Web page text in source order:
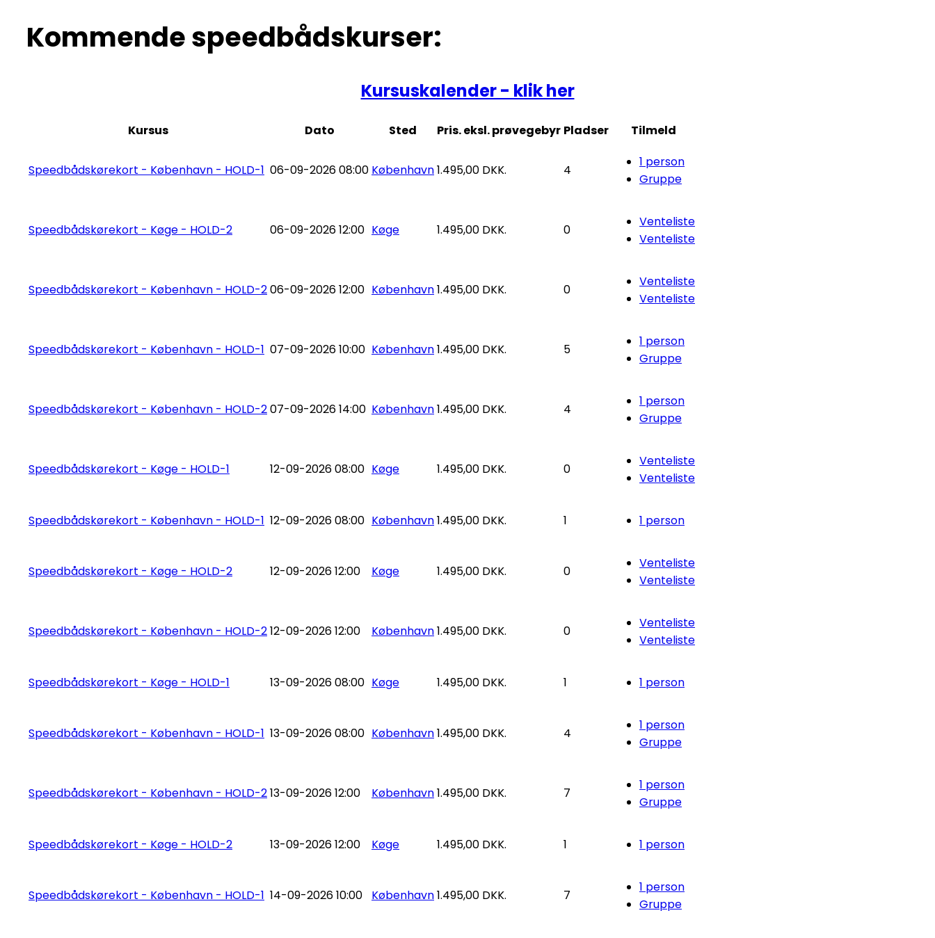
Kommende speedbådskurser:
Kursuskalender - klik her
Kursus Dato Sted Pris. eksl. prøvegebyr Pladser Tilmeld
Speedbådskørekort - København - HOLD-1 06-09-2026 08:00 København1.495,00 DKK. 4
1 person
Gruppe
Speedbådskørekort - Køge - HOLD-2 06-09-2026 12:00 Køge 1.495,00 DKK. 0
Venteliste
Venteliste
Speedbådskørekort - København - HOLD-206-09-2026 12:00 København1.495,00 DKK. 0
Venteliste
Venteliste
Speedbådskørekort - København - HOLD-1 07-09-2026 10:00 København1.495,00 DKK. 5
1 person
Gruppe
Speedbådskørekort - København - HOLD-207-09-2026 14:00 København1.495,00 DKK. 4
1 person
Gruppe
Speedbådskørekort - Køge - HOLD-1 12-09-2026 08:00 Køge 1.495,00 DKK. 0
Venteliste
Venteliste
Speedbådskørekort - København - HOLD-1 12-09-2026 08:00 København1.495,00 DKK. 1 1 person
Speedbådskørekort - Køge - HOLD-2 12-09-2026 12:00 Køge 1.495,00 DKK. 0
Venteliste
Venteliste
Speedbådskørekort - København - HOLD-212-09-2026 12:00 København1.495,00 DKK. 0
Venteliste
Venteliste
Speedbådskørekort - Køge - HOLD-1 13-09-2026 08:00 Køge 1.495,00 DKK. 1 1 person
Speedbådskørekort - København - HOLD-1 13-09-2026 08:00 København1.495,00 DKK. 4
1 person
Gruppe
Speedbådskørekort - København - HOLD-213-09-2026 12:00 København1.495,00 DKK. 7
1 person
Gruppe
Speedbådskørekort - Køge - HOLD-2 13-09-2026 12:00 Køge 1.495,00 DKK. 1 1 person
Speedbådskørekort - København - HOLD-1 14-09-2026 10:00 København1.495,00 DKK. 7
1 person
Gruppe